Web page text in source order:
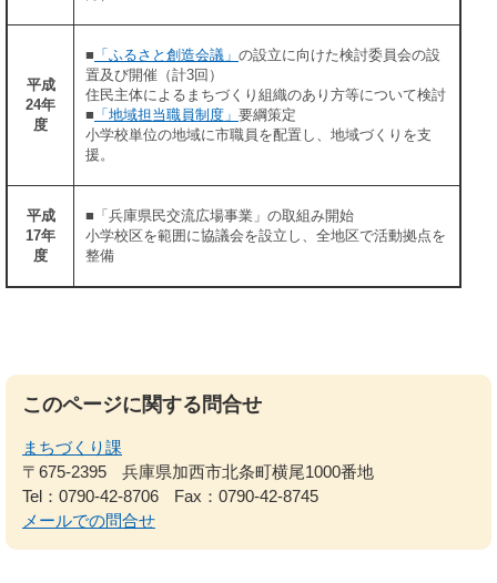
平成
24年
度
■ 「ふるさと創造会議」 の設立に向けた検討委員会の設
置及び開催（計3回）
住民主体によるまちづくり組織のあり方等について検討
■ 「地域担当職員制度」 要綱策定
小学校単位の地域に市職員を配置し、地域づくりを支
援。
平成
17年
度
■「兵庫県民交流広場事業」の取組み開始
小学校区を範囲に協議会を設立し、全地区で活動拠点を
整備
このページに関する問合せ
まちづくり課
〒675-2395
兵庫県加西市北条町横尾1000番地
Tel：0790-42-8706
Fax：0790-42-8745
メールでの問合せ